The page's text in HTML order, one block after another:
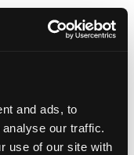
and ads, to
our traffic.
use of our site with